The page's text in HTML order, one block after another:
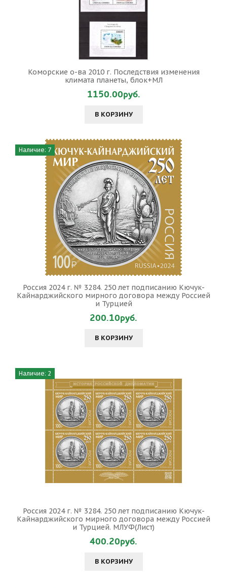
Коморские о-ва 2010 г. Последствия изменения
климата планеты, блок+МЛ
1150.00руб.
В КОРЗИНУ
Наличие: 7
Россия 2024 г. № 3284. 250 лет подписанию Кючук-
Кайнарджийского мирного договора между Россией
и Турцией
200.10руб.
В КОРЗИНУ
Наличие: 2
Россия 2024 г. № 3284. 250 лет подписанию Кючук-
Кайнарджийского мирного договора между Россией
и Турцией. МЛУФ(Лист)
400.20руб.
В КОРЗИНУ